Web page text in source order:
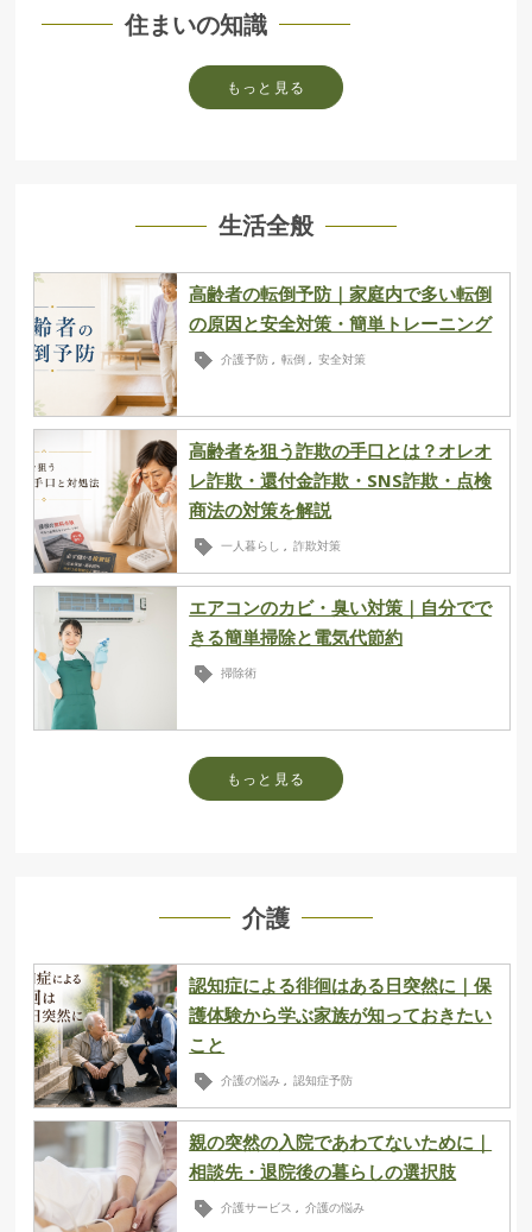
住まいの知識
もっと見る
生活全般
高齢者の転倒予防｜家庭内で多い転倒
の原因と安全対策・簡単トレーニング
介護予防 , 転倒 , 安全対策
高齢者を狙う詐欺の手口とは？オレオ
レ詐欺・還付金詐欺・SNS詐欺・点検
商法の対策を解説
一人暮らし , 詐欺対策
エアコンのカビ・臭い対策｜自分でで
きる簡単掃除と電気代節約
掃除術
もっと見る
介護
認知症による徘徊はある日突然に｜保
護体験から学ぶ家族が知っておきたい
こと
介護の悩み , 認知症予防
親の突然の入院であわてないために｜
相談先・退院後の暮らしの選択肢
介護サービス , 介護の悩み